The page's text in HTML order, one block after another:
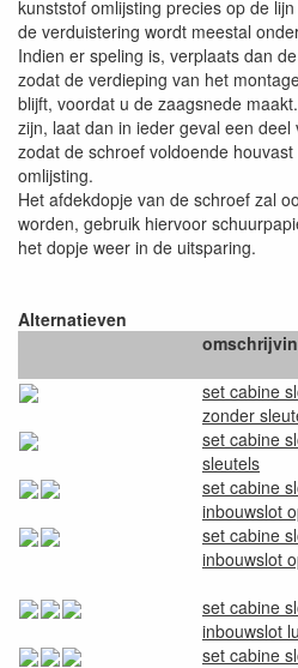
kunststof omlijsting precies op de
de verduistering wordt meestal
Indien er speling is, verplaats dan
zodat de verdieping van het
blijft, voordat u de zaagsnede
zijn, laat dan in ieder geval een
zodat de schroef voldoende
omlijsting.
Het afdekdopje van de schroef zal
worden, gebruik hiervoor
het dopje weer in de uitsparing.
Alternatieven
set cabine
zonder
set cabine
sleutels
set cabine
inbouwslot
set cabine
inbouwslot
set cabine
inbouwslot
set cabine